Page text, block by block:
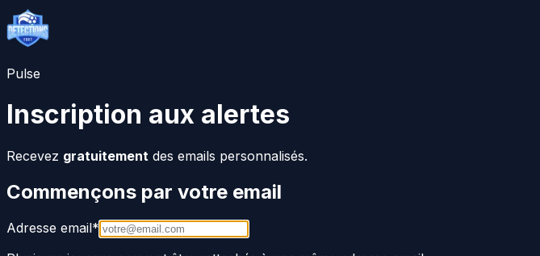
Pulse
Inscription aux alertes
Recevez gratuitement des emails personnalisés.
Commençons par votre email
Adresse email*